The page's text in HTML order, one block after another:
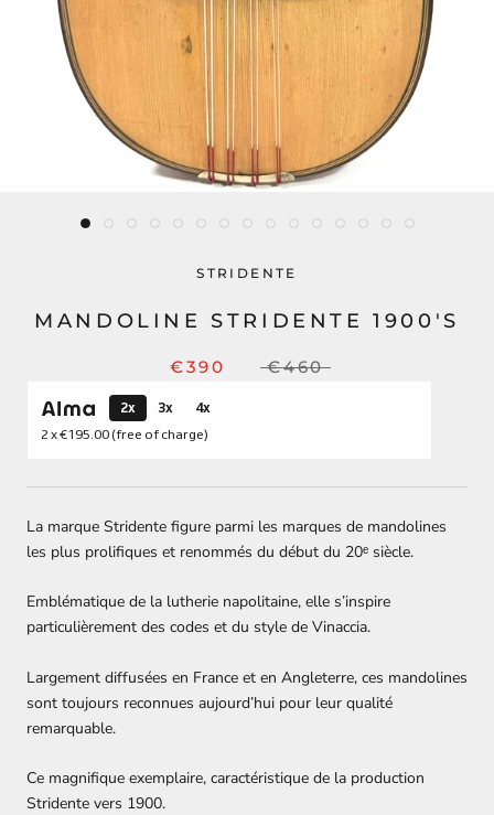
STRIDENTE
MANDOLINE STRIDENTE 1900'S
€390 €460
2x 3x
4x
2 x€195.00(free of charge)
La marque Stridente figure parmi les marques de mandolines
les plus prolifiques et renommés du début du 20ᵉ siècle.
Emblématique de la lutherie napolitaine, elle s’inspire
particulièrement des codes et du style de Vinaccia.
Largement diffusées en France et en Angleterre, ces mandolines
sont toujours reconnues aujourd’hui pour leur qualité
remarquable.
Ce magnifique exemplaire, caractéristique de la production
Stridente vers 1900.